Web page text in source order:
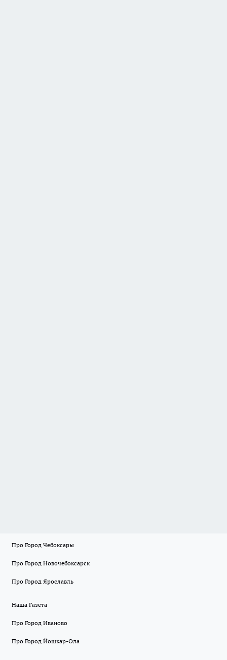
Про Город Чебоксары
Про Город Новочебоксарск
Про Город Ярославль
Наша Газета
Про Город Иваново
Про Город Йошкар-Ола